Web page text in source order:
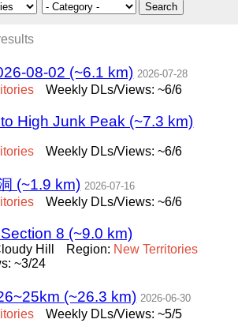
Search
08-02 (~6.1 km) 2026-07-28
Weekly DLs/Views: ~6/6
High Junk Peak (~7.3 km)
Weekly DLs/Views: ~6/6
(~1.9 km) 2026-07-16
Weekly DLs/Views: ~6/6
8 (~9.0 km)
Hill Region: New Territories
~3/24
(~26.3 km) 2026-06-30
Weekly DLs/Views: ~5/5